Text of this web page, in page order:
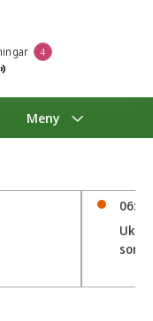
4
Meny
06:19